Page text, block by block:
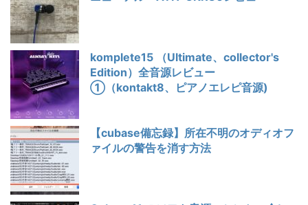
komplete15 （Ultimate、collector's
Edition）全音源レビュー
①（kontakt8、ピアノエレピ音源)
【cubase備忘録】所在不明のオディオフ
ァイルの警告を消す方法